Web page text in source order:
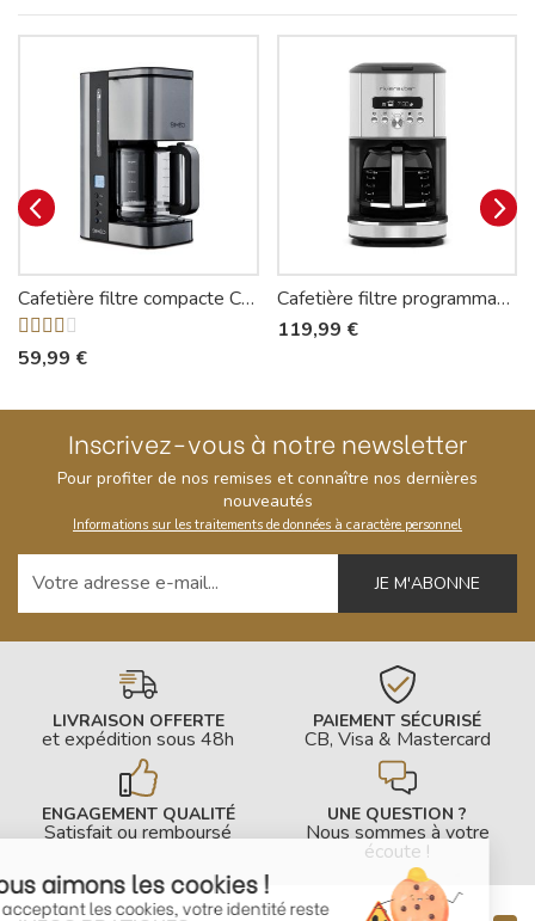
Cafetière filtre compacte CFP200 - Siméo
59,99 €
Cafetière filtre programmable inox BCF570 - Riviera-et-Bar
119,99 €
Inscrivez-vous à notre newsletter
Pour profiter de nos remises et connaître nos dernières
nouveautés
Informations sur les traitements de données à caractère personnel
LIVRAISON OFFERTE
et expédition sous 48h
PAIEMENT SÉCURISÉ
CB, Visa & Mastercard
ENGAGEMENT QUALITÉ
Satisfait ou remboursé
UNE QUESTION ?
Nous sommes à votre
écoute !
Nous aimons les cookies !
En acceptant les cookies, votre identité reste